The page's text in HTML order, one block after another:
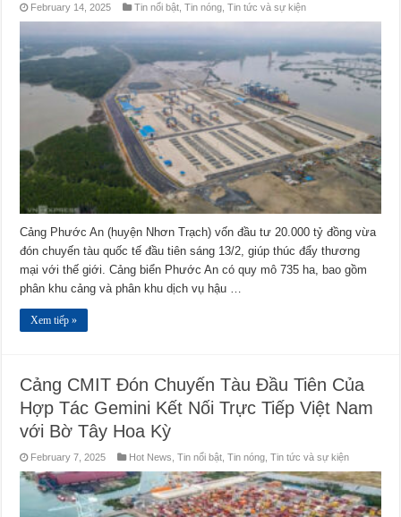
February 14, 2025 Tin nổi bật ,Tin nóng ,Tin tức và sự kiện
Cảng Phước An (huyện Nhơn Trạch) vốn đầu tư 20.000 tỷ đồng vừa
đón chuyến tàu quốc tế đầu tiên sáng 13/2, giúp thúc đẩy thương
mại với thế giới. Cảng biển Phước An có quy mô 735 ha, bao gồm
phân khu cảng và phân khu dịch vụ hậu …
Xem tiếp »
Cảng CMIT Đón Chuyến Tàu Đầu Tiên Của
Hợp Tác Gemini Kết Nối Trực Tiếp Việt Nam
với Bờ Tây Hoa Kỳ
February 7, 2025 Hot News ,Tin nổi bật ,Tin nóng ,Tin tức và sự kiện